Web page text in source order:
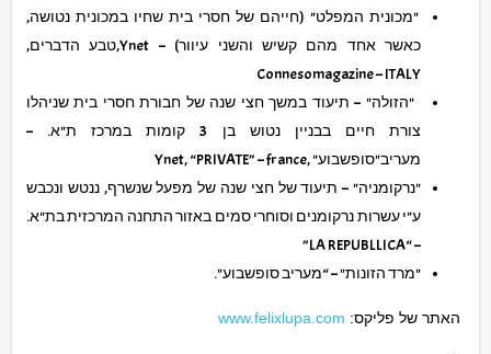
"מכונית המפלט" (חייהם של חסרי בית שחיו במכונית נטושה,
כאשר אחד מהם קשיש והשני עיוור) – Ynet,טבע הדברים,
Connesomagazine – ITALY
"הזולה" – תיעוד במשך חצי שנה של חבורת חסרי בית שניהלו
צורת חיים בבניין נטוש בן 3 קומות במרכז ת"א. –
מעריב"סופשבוע" ,Ynet, “PRIVATE” – france
"נרקומניה" – תיעוד של חצי שנה של מפעל שנשרף, ננטש ונכבש
ע"י עשרות נרקומנים וסוחרי סמים באזור התחנה המרכזית בת"א.
– “LA REPUBLLICA”
"מרד הזונות" – “מעריב סופשבוע".
האתר של פליקס: www.felixlupa.com